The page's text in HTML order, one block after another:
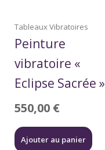
Tableaux Vibratoires
Peinture
vibratoire «
Eclipse Sacrée »
550,00 €
Ajouter au panier